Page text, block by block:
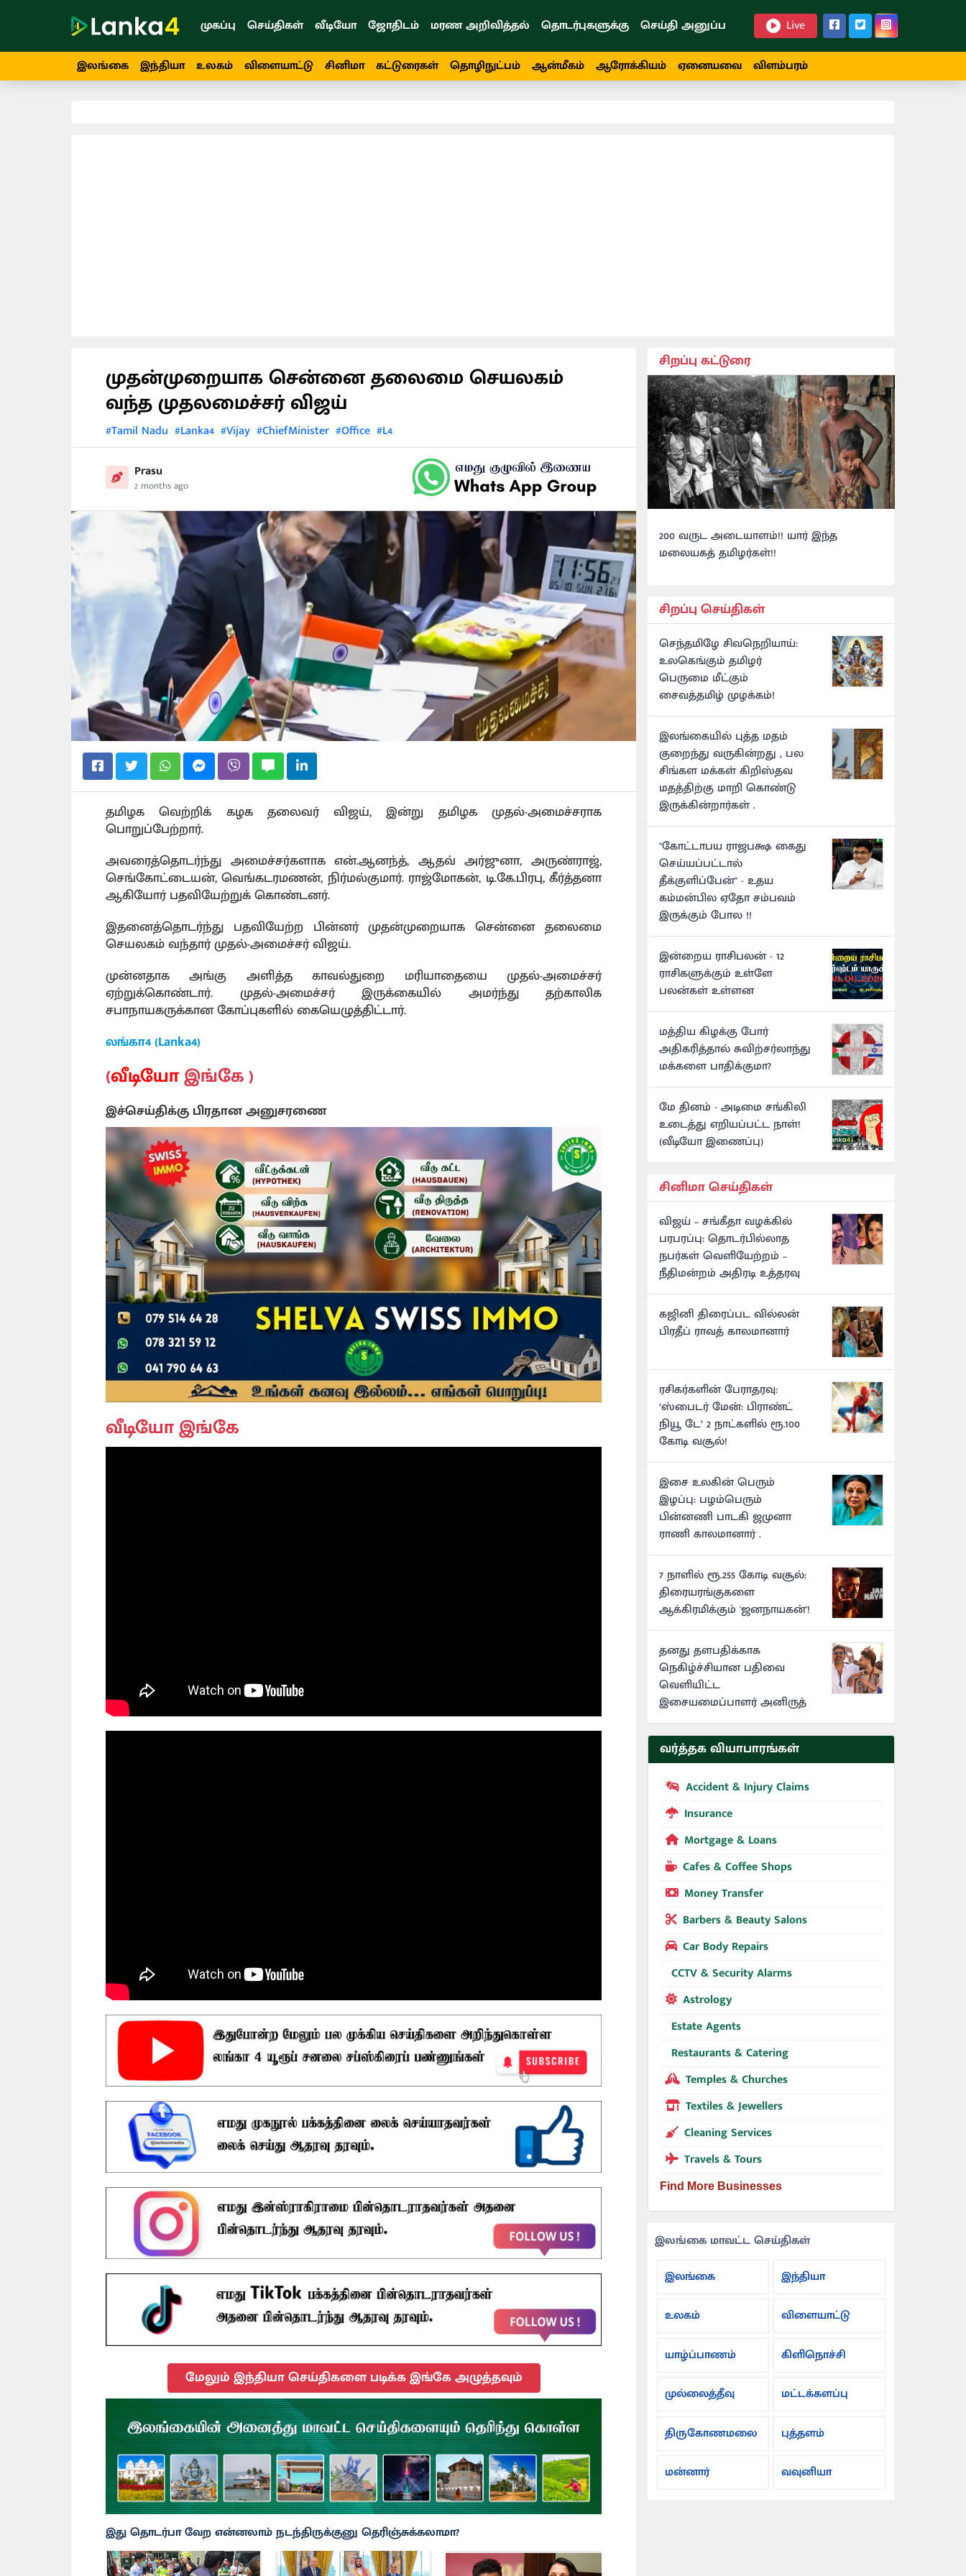
முகப்பு செய்திகள் வீடியோ ஜோதிடம் மரண அறிவித்தல் தொடர்புகளுக்கு செய்தி அனுப்ப Live
இலங்கை இந்தியா உலகம் விளையாட்டு சினிமா கட்டுரைகள் தொழிநுட்பம் ஆன்மீகம் ஆரோக்கியம் ஏனையவை விளம்பரம்
முதன்முறையாக சென்னை தலைமை செயலகம்
வந்த முதலமைச்சர் விஜய்
#Tamil Nadu #Lanka4 #Vijay #ChiefMinister #Office #L4
Prasu
2 months ago
தமிழக வெற்றிக் கழக தலைவர் விஜய், இன்று தமிழக முதல்-அமைச்சராக
பொறுப்பேற்றார்.
அவரைத்தொடர்ந்து அமைச்சர்களாக என்.ஆனந்த், ஆதவ் அர்ஜுனா, அருண்ராஜ்,
செங்கோட்டையன், வெங்கடரமணன், நிர்மல்குமார். ராஜ்மோகன், டி.கே.பிரபு, கீர்த்தனா
ஆகியோர் பதவியேற்றுக் கொண்டனர்.
இதனைத்தொடர்ந்து பதவியேற்ற பின்னர் முதன்முறையாக சென்னை தலைமை
செயலகம் வந்தார் முதல்-அமைச்சர் விஜய்.
முன்னதாக அங்கு அளித்த காவல்துறை மரியாதையை முதல்-அமைச்சர்
ஏற்றுக்கொண்டார். முதல்-அமைச்சர் இருக்கையில் அமர்ந்து தற்காலிக
சபாநாயகருக்கான கோப்புகளில் கையெழுத்திட்டார்.
லங்கா4 (Lanka4)
(வீடியோஇங்கே )
இச்செய்திக்கு பிரதான அனுசரணை
வீடியோ இங்கே
மேலும் இந்தியா செய்திகளை படிக்க இங்கே அழுத்தவும்
இது தொடர்பா வேற என்னலாம் நடந்திருக்குனு தெரிஞ்சுக்கலாமா?
சிறப்பு கட்டுரை
200 வருட அடையாளம்!! யார் இந்த
மலையகத் தமிழர்கள்!!
சிறப்பு செய்திகள்
செந்தமிழே சிவநெறியாய்:
உலகெங்கும் தமிழர்
பெருமை மீட்கும்
சைவத்தமிழ் முழக்கம்!
இலங்கையில் புத்த மதம்
குறைந்து வருகின்றது , பல
சிங்கள மக்கள் கிறிஸ்தவ
மதத்திற்கு மாறி கொண்டு
இருக்கின்றார்கள் .
"கோட்டாபய ராஜபக்ஷ கைது
செய்யப்பட்டால்
தீக்குளிப்பேன்" - உதய
கம்மன்பில ஏதோ சம்பவம்
இருக்கும் போல !!
இன்றைய ராசிபலன் - 12
ராசிகளுக்கும் உள்ளே
பலன்கள் உள்ளன
மத்திய கிழக்கு போர்
அதிகரித்தால் சுவிற்சர்லாந்து
மக்களை பாதிக்குமா?
மே தினம் - அடிமை சங்கிலி
உடைத்து எறியப்பட்ட நாள்!
(வீடியோ இணைப்பு)
சினிமா செய்திகள்
விஜய் – சங்கீதா வழக்கில்
பரபரப்பு: தொடர்பில்லாத
நபர்கள் வெளியேற்றம் –
நீதிமன்றம் அதிரடி உத்தரவு
கஜினி திரைப்பட வில்லன்
பிரதீப் ராவத் காலமானார்
ரசிகர்களின் பேராதரவு:
‘ஸ்பைடர் மேன்: பிராண்ட்
நியூ டே’ 2 நாட்களில் ரூ.100
கோடி வசூல்!
இசை உலகின் பெரும்
இழப்பு: பழம்பெரும்
பின்னணி பாடகி ஜமுனா
ராணி காலமானார் .
7 நாளில் ரூ.255 கோடி வசூல்:
திரையரங்குகளை
ஆக்கிரமிக்கும் 'ஜனநாயகன்'!
தனது தளபதிக்காக
நெகிழ்ச்சியான பதிவை
வெளியிட்ட
இசையமைப்பாளர் அனிருத்
வர்த்தக வியாபாரங்கள்
Accident & Injury Claims
Insurance
Mortgage & Loans
Cafes & Coffee Shops
Money Transfer
Barbers & Beauty Salons
Car Body Repairs
CCTV & Security Alarms
Astrology
Estate Agents
Restaurants & Catering
Temples & Churches
Textiles & Jewellers
Cleaning Services
Travels & Tours
Find More Businesses
இலங்கை மாவட்ட செய்திகள்
இலங்கை
இந்தியா
உலகம் விளையாட்டு
யாழ்ப்பாணம் கிளிநொச்சி
முல்லைத்தீவு மட்டக்களப்பு
திருகோணமலை புத்தளம்
மன்னார் வவுனியா